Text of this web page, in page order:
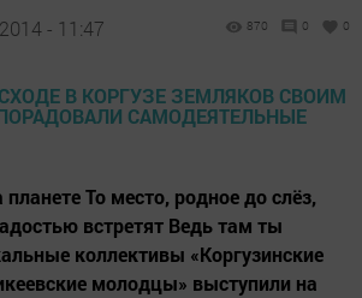
- 11:47 870 0 0
То место, родное до слёз,
встретят Ведь там ты
коллективы «Коргузинские
молодцы» выступили на